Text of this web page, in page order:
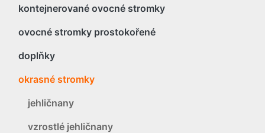
kontejnerované ovocné stromky
ovocné stromky prostokořené
doplňky
okrasné stromky
jehličnany
vzrostlé jehličnany